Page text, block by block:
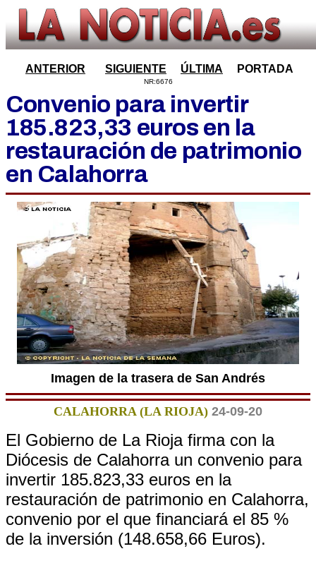
ANTERIOR SIGUIENTE ÚLTIMA PORTADA
NR:6676
Convenio para invertir
185.823,33 euros en la
restauración de patrimonio
en Calahorra
Imagen de la trasera de San Andrés
CALAHORRA (LA RIOJA) 24-09-20
El Gobierno de La Rioja firma con la
Diócesis de Calahorra un convenio para
invertir 185.823,33 euros en la
restauración de patrimonio en Calahorra,
convenio por el que financiará el 85 %
de la inversión (148.658,66 Euros).